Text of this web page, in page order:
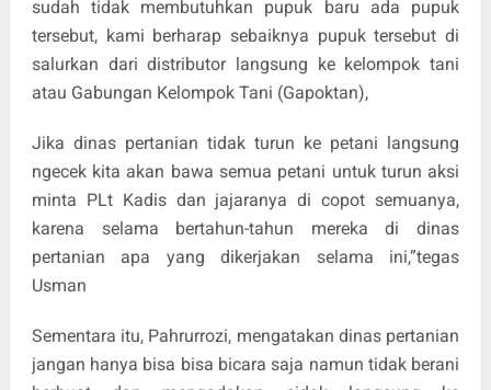
sudah tidak membutuhkan pupuk baru ada pupuk
tersebut, kami berharap sebaiknya pupuk tersebut di
salurkan dari distributor langsung ke kelompok tani
atau Gabungan Kelompok Tani (Gapoktan),
Jika dinas pertanian tidak turun ke petani langsung
ngecek kita akan bawa semua petani untuk turun aksi
minta PLt Kadis dan jajaranya di copot semuanya,
karena selama bertahun-tahun mereka di dinas
pertanian apa yang dikerjakan selama ini,”tegas
Usman
Sementara itu, Pahrurrozi, mengatakan dinas pertanian
jangan hanya bisa bisa bicara saja namun tidak berani